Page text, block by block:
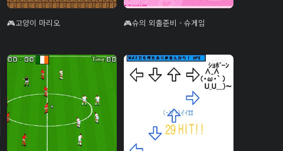
고양이 마리오 슈의 외출준비 - 슈게임